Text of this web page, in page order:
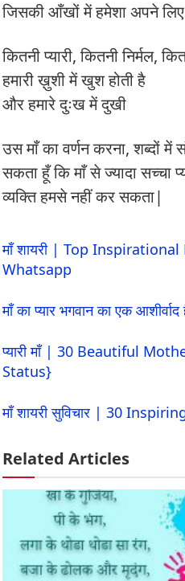
जिसकी आँखों में हमेशा अपने
कितनी प्यारी, कितनी निर्मल,
हमारी ख़ुशी में खुश होती है
और हमारे दुःख में दुखी
उस माँ का वर्णन करना, शब्दों
सकता हूँ कि माँ से ज्यादा सच्चा
व्यक्ति हमसे नहीं कर सकता|
माँ शायरी | Top
Whatsapp
माँ का प्यार भगवान का एक आशीर्वाद
प्यारी माँ | 30 Beautiful
Status}
माँ शायरी सुविचार | 30
Related Articles